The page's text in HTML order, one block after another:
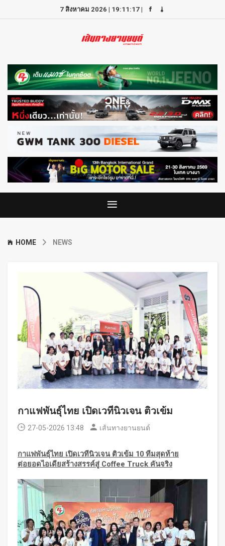
7 สิงหาคม 2026 | 19:11:17|
HOME NEWS
กาแฟพันธุ์ไทย เปิดเวทีนิวเจน ติวเข้ม
27-05-2026 13:48 เส้นทางยานยนต์
กาแฟพันธุ์ไทย เปิดเวทีนิวเจน ติวเข้ม 10 ทีมสุดท้าย
ต่อยอดไอเดียสร้างสรรค์สู่ Coffee Truck คันจริง